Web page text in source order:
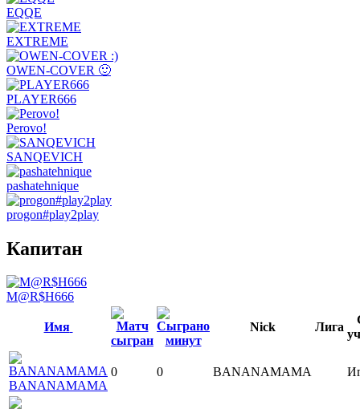
EQQE
EXTREME
OWEN-COVER 🙂
PLAYER666
Perovo!
SANQEVICH
pashatehnique
progon#play2play
Капитан
M@R$H666
Имя Nick Лига
BANANAMAMA
0 0 BANANAMAMA